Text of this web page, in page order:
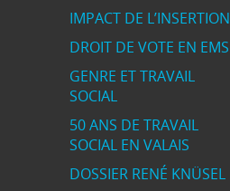
IMPACT DE L’INSERTION
DROIT DE VOTE EN EMS
GENRE ET TRAVAIL
SOCIAL
50 ANS DE TRAVAIL
SOCIAL EN VALAIS
DOSSIER RENÉ KNÜSEL